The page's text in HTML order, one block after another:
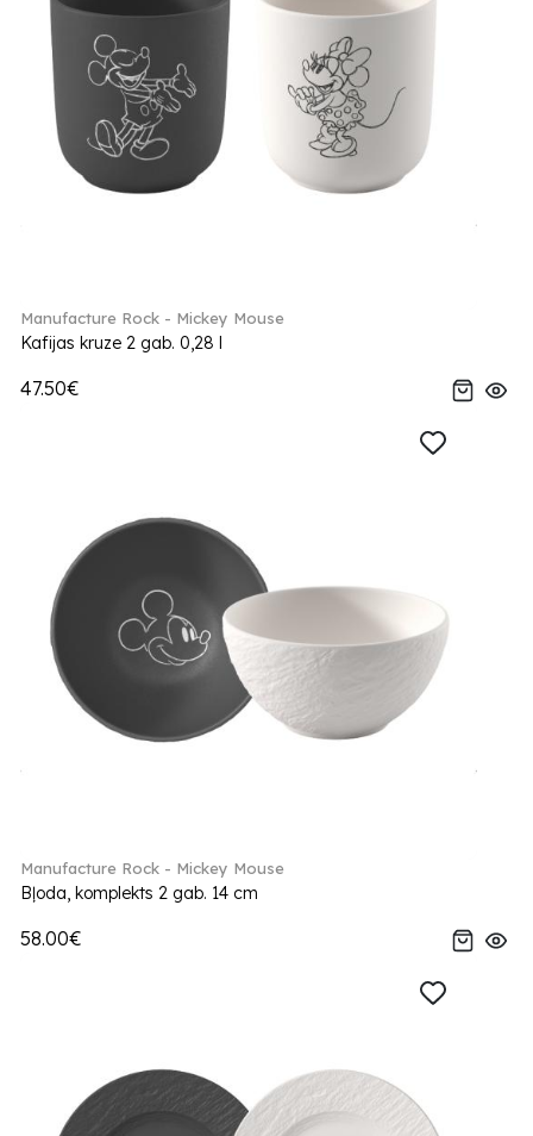
Manufacture Rock - Mickey Mouse
Kafijas kruze 2 gab. 0,28 l
47.50€
Manufacture Rock - Mickey Mouse
Bļoda, komplekts 2 gab. 14 cm
58.00€